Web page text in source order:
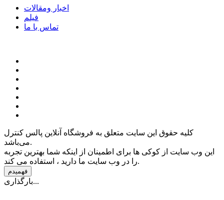
اخبار ومقالات
فیلم
تماس با ما
کلیه حقوق این سایت متعلق به فروشگاه آنلاین پالس کنترل
می‌باشد.
این وب سایت از کوکی ها برای اطمینان از اینکه شما بهترین تجربه
را در وب سایت ما دارید ، استفاده می کند.
فهمیدم
بارگذاری...